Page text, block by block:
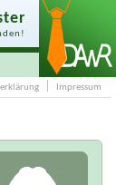
Impressum